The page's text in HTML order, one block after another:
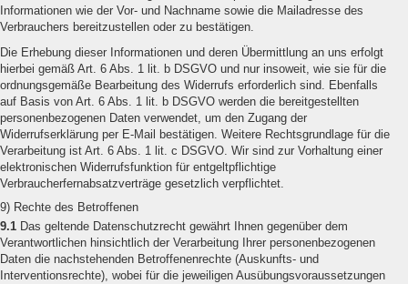
Informationen wie der Vor- und Nachname sowie die Mailadresse des
Verbrauchers bereitzustellen oder zu bestätigen.
Die Erhebung dieser Informationen und deren Übermittlung an uns erfolgt
hierbei gemäß Art. 6 Abs. 1 lit. b DSGVO und nur insoweit, wie sie für die
ordnungsgemäße Bearbeitung des Widerrufs erforderlich sind. Ebenfalls
auf Basis von Art. 6 Abs. 1 lit. b DSGVO werden die bereitgestellten
personenbezogenen Daten verwendet, um den Zugang der
Widerrufserklärung per E-Mail bestätigen. Weitere Rechtsgrundlage für die
Verarbeitung ist Art. 6 Abs. 1 lit. c DSGVO. Wir sind zur Vorhaltung einer
elektronischen Widerrufsfunktion für entgeltpflichtige
Verbraucherfernabsatzverträge gesetzlich verpflichtet.
9) Rechte des Betroffenen
9.1 Das geltende Datenschutzrecht gewährt Ihnen gegenüber dem
Verantwortlichen hinsichtlich der Verarbeitung Ihrer personenbezogenen
Daten die nachstehenden Betroffenenrechte (Auskunfts- und
Interventionsrechte), wobei für die jeweiligen Ausübungsvoraussetzungen